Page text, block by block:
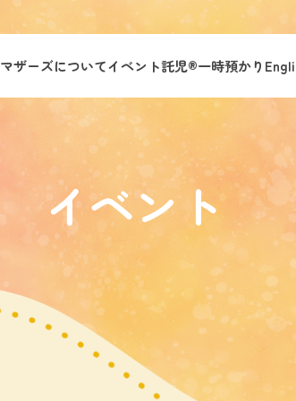
マザーズについてイベント託児®︎一時預かり
イベント